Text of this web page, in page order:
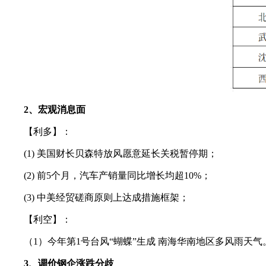
2、宏观消息面
【利多】：
(1) 美国财长贝森特放风愿意延长关税暂停期；
(2) 前5个月，汽车产销量同比增长均超10%；
(3) 中美经贸磋商原则上达成措施框架；
【利空】：
（1）今年第1号台风“蝴蝶”生成 南海华南地区多风雨天气
3、调价钢企涨跌分歧